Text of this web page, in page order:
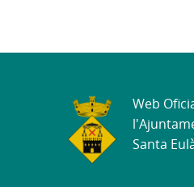
Web
Santa